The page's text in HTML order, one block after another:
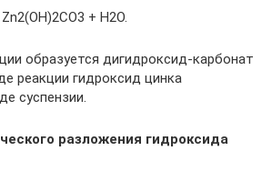
+ H2O.
образуется дигидроксид-карбонат
реакции гидроксид цинка
суспензии.
разложения гидроксида